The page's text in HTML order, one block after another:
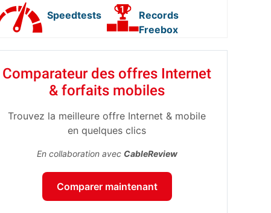
Speedtests
Records
Freebox
Comparateur des offres Internet
& forfaits mobiles
Trouvez la meilleure offre Internet & mobile
en quelques clics
En collaboration avec CableReview
Comparer maintenant